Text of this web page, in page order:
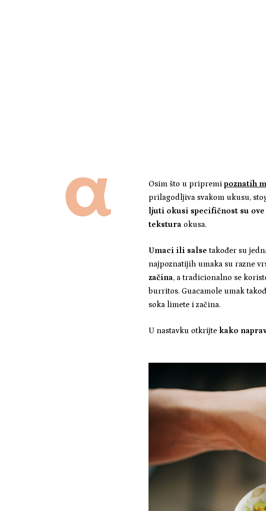
Osim što u pripremi poznatih
prilagodljiva svakom ukusu,
ljuti okusi specifičnost su
teksturaokusa.
Umaci ili salse također su
najpoznatijih umaka su razne
začina, a tradicionalno se
burritos. Guacamole umak
soka limete i začina.
U nastavku otkrijtekako